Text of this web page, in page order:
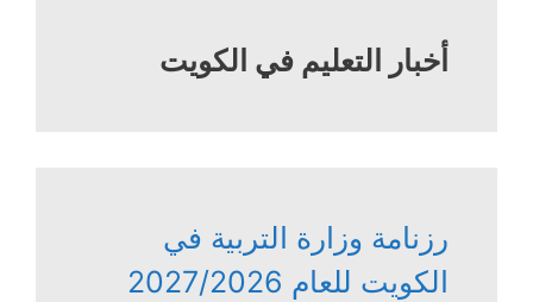
أخبار التعليم في الكويت
رزنامة وزارة التربية في
الكويت للعام 2027/2026